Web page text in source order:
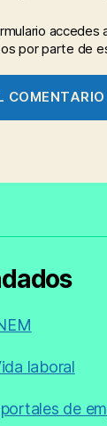
accedes
por parte de
laboral
de